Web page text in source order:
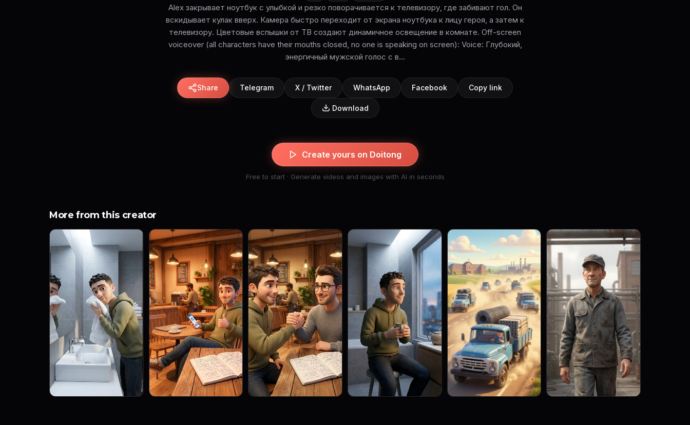
Alex закрывает ноутбук с улыбкой и резко поворачивается к телевизору, где забивают гол. Он
вскидывает кулак вверх. Камера быстро переходит от экрана ноутбука к лицу героя, а затем к
телевизору. Цветовые вспышки от ТВ создают динамичное освещение в комнате. Off-screen
voiceover (all characters have their mouths closed, no one is speaking on screen): Voice: Глубокий,
энергичный мужской голос с в...
Share Telegram X / Twitter WhatsApp Facebook Copy link
Download
Create yours on Doitong
Free to start · Generate videos and images with AI in seconds
More from this creator